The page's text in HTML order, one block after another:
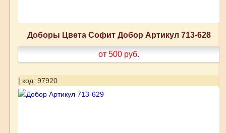
Доборы Цвета Софит Добор Артикул 713-628
от 500 руб.
| код: 97920